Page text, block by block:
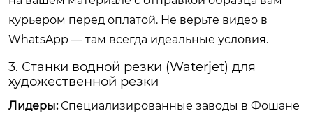
курьером перед оплатой. Не верьте видео в
WhatsApp — там всегда идеальные условия.
3. Станки водной резки (Waterjet) для
художественной резки
Лидеры:Специализированные заводы в Фошане